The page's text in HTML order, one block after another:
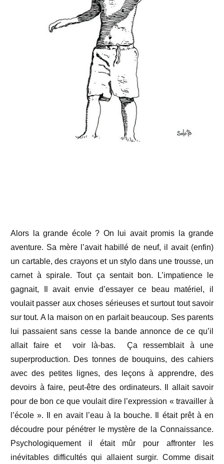
Alors la grande école ? On lui avait promis la grande
aventure. Sa mère l’avait habillé de neuf, il avait (enfin)
un cartable, des crayons et un stylo dans une trousse, un
carnet à spirale. Tout ça sentait bon. L’impatience le
gagnait, Il avait envie d’essayer ce beau matériel, il
voulait passer aux choses sérieuses et surtout tout savoir
sur tout. A la maison on en parlait beaucoup. Ses parents
lui passaient sans cesse la bande annonce de ce qu’il
allait faire et voir là-bas. Ça ressemblait à une
superproduction. Des tonnes de bouquins, des cahiers
avec des petites lignes, des leçons à apprendre, des
devoirs à faire, peut-être des ordinateurs. Il allait savoir
pour de bon ce que voulait dire l’expression « travailler à
l’école ». Il en avait l’eau à la bouche. Il était prêt à en
découdre pour pénétrer le mystère de la Connaissance.
Psychologiquement il était mûr pour affronter les
inévitables difficultés qui allaient surgir. Comme disait